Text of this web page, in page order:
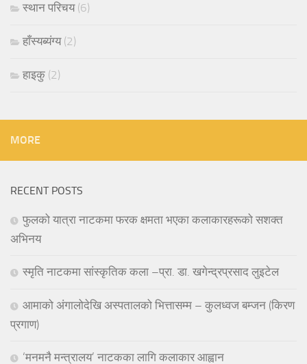
स्थान परिचय(6)
हाँस्यब्यंग्य(2)
हाइकु (2)
MORE
RECENT POSTS
फुलको यात्रा नाटकमा फरक क्षमता भएका कलाकारहरूको सशक्त
अभिनय
स्मृति नाटकमा सांस्कृतिक कला –प्रा. डा. खगेन्द्रप्रसाद लुइटेल
आमाको अंगालोदेखि अस्पतालको भित्तासम्म – कुलध्वज बम्जन (किरण
प्रगाण)
‘मनमनै मन्त्रालय’ नाटकका लागि कलाकार आह्वान